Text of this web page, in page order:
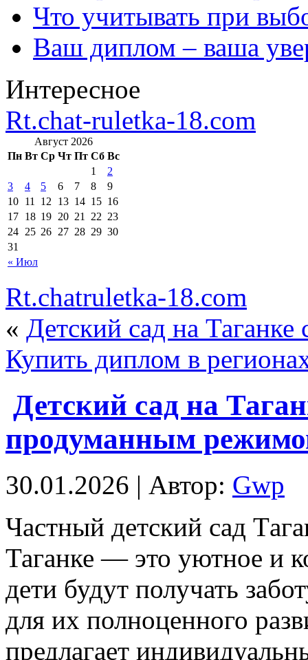
Что учитывать при
Ваш диплом – ваша
Интересное
Rt.chat-ruletka-18.com
Август 2026
Пн Вт Ср Чт Пт Сб Вс
« Июл
1
2
3
4 5 6 7 8
9
10 11 12 13 14 15 16
17 18 19 20 21 22 23
24 25 26 27 28 29 30
31
Rt.chatruletka-18.com
« Детский сад на
Купить диплом в
Детский сад на
продуманным
30.01.2026 | Автор: Gwp
Чaстный дeтский сaд
Таганке — это уютное и
дети будут получать
для их полноценного
предлагает